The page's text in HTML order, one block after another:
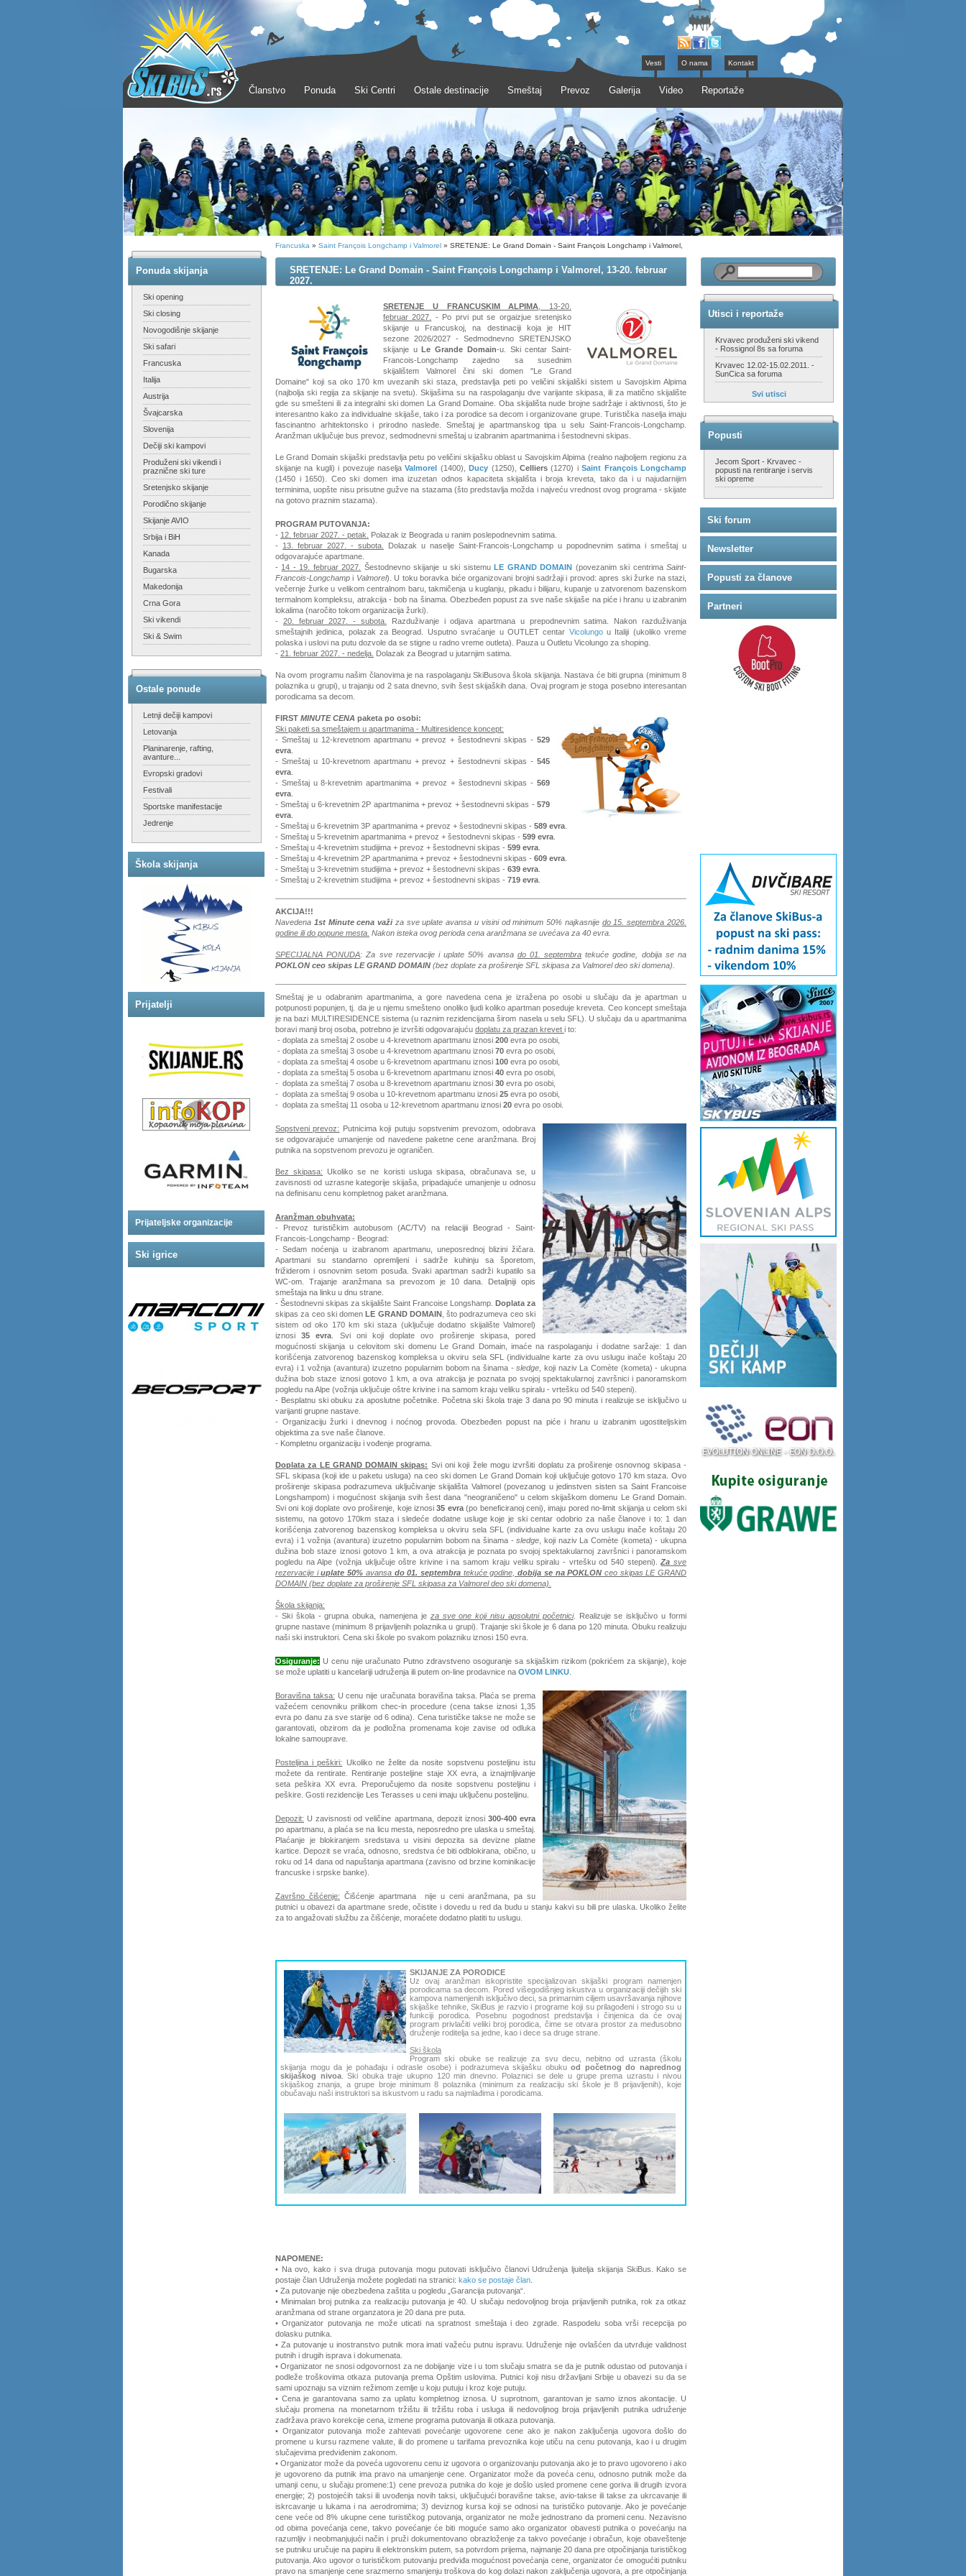
Vesti O nama Kontakt
Članstvo Ponuda Ski Centri Ostale destinacije Smeštaj Prevoz Galerija Video Reportaže
Ponuda skijanja
Ski opening
Ski closing
Novogodišnje skijanje
Ski safari
Francuska
Italija
Austrija
Švajcarska
Slovenija
Dečiji ski kampovi
Produženi ski vikendi i
praznične ski ture
Sretenjsko skijanje
Porodično skijanje
Skijanje AVIO
Srbija i BiH
Kanada
Bugarska
Makedonija
Crna Gora
Ski vikendi
Ski & Swim
Ostale ponude
Letnji dečiji kampovi
Letovanja
Planinarenje, rafting,
avanture...
Evropski gradovi
Festivali
Sportske manifestacije
Jedrenje
Škola skijanja
Prijatelji
Prijateljske organizacije
Ski igrice
Francuska » Saint François Longchamp i Valmorel » SRETENJE: Le Grand Domain - Saint François Longchamp i Valmorel,
SRETENJE: Le Grand Domain - Saint François Longchamp i Valmorel, 13-20. februar
2027.
SRETENJE U FRANCUSKIM ALPIMA
13-20.
februar 2027.
- Po prvi put se orgaizjue sretenjsko
skijanje u Francuskoj, na destinaciji koja je HIT
sezone 2026/2027 - Sedmodnevno SRETENJSKO
skijanje uLe Grande Domain-u. Ski centar Saint-
Francois-Longchamp zajedno sa susednim
skijalištem Valmorel čini ski domen "Le Grand
Domaine" koji sa oko 170 km uvezanih ski staza, predstavlja peti po veličini skijališki sistem u Savojskim Alpima
(najbolja ski regija za skijanje na svetu). Skijašima su na raspolaganju dve varijante skipasa, ili za matično skijalište
gde su smešteni ili za integralni ski domen La Grand Domaine. Oba skijališta nude brojne sadržaje i aktivnosti, što je
interesantno kako za individualne skijaše, tako i za porodice sa decom i organizovane grupe. Turistička naselja imaju
fascinantno arhitektonsko i prirodno nasleđe. Smeštaj je apartmanskog tipa u selu Saint-Francois-Longchamp.
Aranžman uključuje bus prevoz, sedmodnevni smeštaj u izabranim apartmanima i šestodnevni skipas.
Le Grand Domain skijaški predstavlja petu po veličini skijašku oblast u Savojskim Alpima (realno najboljem regionu za
skijanje na kugli) i povezuje naseljaValmorel (1400),Ducy (1250),Celliers(1270) iSaint François Longchamp
(1450 i 1650). Ceo ski domen ima izuzetan odnos kapaciteta skijališta i broja kreveta, tako da i u najudarnijim
terminima, uopšte nisu prisutne gužve na stazama (što predstavlja možda i najveću vrednost ovog programa - skijate
na gotovo praznim stazama).
PROGRAM PUTOVANJA:
- 12. februar 2027. - petak. Polazak iz Beograda u ranim poslepodnevnim satima
- 13. februar 2027. - subota. Dolazak u naselje Saint-Francois-Longchamp u popodnevnim satima i smeštaj u
odgovarajuće apartmane.
- 14 - 19. februar 2027. Šestodnevno skijanje u ski sistemuLE GRAND DOMAIN (povezanim ski centrimaSaint-
Francois-Longchamp i Valmorel) . U toku boravka biće organizovani brojni sadržaji i provod: apres ski žurke na stazi,
večernje žurke u velikom centralnom baru, takmičenja u kuglanju, pikadu i bilijaru, kupanje u zatvorenom bazenskom
termalnom kompleksu, atrakcija - bob na šinama. Obezbeđen popust za sve naše skijaše na piće i hranu u izabranim
lokalima (naročito tokom organizacija žurki).
- 20. februar 2027. - subota. Razduživanje i odjava apartmana u prepodnevnim satima. Nakon razduživanja
smeštajnih jedinica, polazak za Beograd. Usputno svraćanje u OUTLET centar Vicolungou Italiji (ukoliko vreme
polaska i uslovi na putu dozvole da se stigne u radno vreme outleta). Pauza u Outletu Vicolungo za shoping.
- 21. februar 2027. - nedelja. Dolazak za Beograd u jutarnjim satima.
Na ovom programu našim članovima je na raspolaganju SkiBusova škola skijanja. Nastava će biti grupna (minimum 8
polaznika u grupi), u trajanju od 2 sata dnevno, svih šest skijaških dana. Ovaj program je stoga posebno interesantan
porodicama sa decom.
FIRST MINUTE CENA paketa po osobi:
Ski paketi sa smeštajem u apartmanima - Multiresidence koncept:
- Smeštaj u 12-krevetnom apartmanu + prevoz + šestodnevni skipas - 529
evra
- Smeštaj u 10-krevetnom apartmanu + prevoz + šestodnevni skipas - 545
evra
- Smeštaj u 8-krevetnim apartmanima + prevoz + šestodnevni skipas - 569
evra
- Smeštaj u 6-krevetnim 2P apartmanima + prevoz + šestodnevni skipas - 579
evra
- Smeštaj u 6-krevetnim 3P apartmanima + prevoz + šestodnevni skipas - 589 evra
- Smeštaj u 5-krevetnim apartmanima + prevoz + šestodnevni skipas - 599 evra
- Smeštaj u 4-krevetnim studijima + prevoz + šestodnevni skipas - 599 evra
- Smeštaj u 4-krevetnim 2P apartmanima + prevoz + šestodnevni skipas - 609 evra
- Smeštaj u 3-krevetnim studijima + prevoz + šestodnevni skipas - 639 evra
- Smeštaj u 2-krevetnim studijima + prevoz + šestodnevni skipas - 719 evra
AKCIJA!!!
Navedena 1st Minute cena važi za sve uplate avansa u visini od minimum 50% najkasnije do 15. septembra 2026.
godine ili do popune mesta. Nakon isteka ovog perioda cena aranžmana se uvećava za 40 evra.
SPECIJALNA PONUDA: Za sve rezervacije i uplate 50% avansa do 01. septembra tekuće godine, dobija se na
POKLON ceo skipas LE GRAND DOMAIN (bez doplate za proširenje SFL skipasa za Valmorel deo ski domena).
Smeštaj je u odabranim apartmanima, a gore navedena cena je izražena po osobi u slučaju da je apartman u
potpunosti popunjen, tj. da je u njemu smešteno onoliko ljudi koliko apartman poseduje kreveta. Ceo koncept smeštaja
je na bazi MULTIRESIDENCE sistema (u raznim rezidencijama širom nasela u selu SFL). U slučaju da u apartmanima
boravi manji broj osoba, potrebno je izvršiti odgovarajuću doplatu za prazan krevet i to:
- doplata za smeštaj 2 osobe u 4-krevetnom apartmanu iznosi 200 evra po osobi,
- doplata za smeštaj 3 osobe u 4-krevetnom apartmanu iznosi 70 evra po osobi,
- doplata za smeštaj 4 osobe u 6-krevetnom apartmanu iznosi 100 evra po osobi,
- doplata za smeštaj 5 osoba u 6-krevetnom apartmanu iznosi 40 evra po osobi,
- doplata za smeštaj 7 osoba u 8-krevetnom apartmanu iznosi 30 evra po osobi,
- doplata za smeštaj 9 osoba u 10-krevetnom apartmanu iznosi 25 evra po osobi,
- doplata za smeštaj 11 osoba u 12-krevetnom apartmanu iznosi 20 evra po osobi.
Sopstveni prevoz: Putnicima koji putuju sopstvenim prevozom, odobrava
se odgovarajuće umanjenje od navedene paketne cene aranžmana. Broj
putnika na sopstvenom prevozu je ograničen.
Bez skipasa: Ukoliko se ne koristi usluga skipasa, obračunava se, u
zavisnosti od uzrasne kategorije skijaša, pripadajuće umanjenje u odnosu
na definisanu cenu kompletnog paket aranžmana.
Aranžman obuhvata:
- Prevoz
turističkim autobusom (AC/TV) na relacijii Beograd - Saint-
Francois-Longchamp - Beograd:
- Sedam noćenja u izabranom apartmanu, uneposrednoj blizini žičara.
Apartmani su standarno opremljeni i sadrže kuhinju sa šporetom,
frižiderom i osnovnim setom posuđa. Svaki apartman sadrži kupatilo sa
WC-om. Trajanje aranžmana sa prevozom je 10 dana. Detaljniji opis
smeštaja na linku u dnu strane.
- Šestodnevni skipas za skijalište Saint Francoise Longshamp. Doplata za
skipas za ceo ski domenLE GRAND DOMAIN,što podrazumeva ceo ski
sistem od oko 170 km ski staza (uključuje dodatno skijalište Valmorel)
iznosi35 evra . Svi oni koji doplate ovo proširenje skipasa, pored
mogućnosti skijanja u celovitom ski domenu Le Grand Domain, imaće na raspolaganju i dodatne saržaje:
1 dan
korišćenja zatvorenog bazenskog kompleksa u okviru sela SFL (individualne karte za ovu uslugu inače koštaju 20
evra) i 1 vožnja (avantura) izuzetno popularnim bobom na šinama -sledge , koji naziv La Comète (kometa) - ukupna
dužina bob staze iznosi gotovo 1 km, a ova atrakcija je poznata po svojoj spektakularnoj završnici i panoramskom
pogledu na Alpe (vožnja uključuje oštre krivine i na samom kraju veliku spiralu - vrtešku od 540 stepeni).
- Besplatnu ski obuku za aposlutne početnike. Početna ski škola traje 3 dana po 90 minuta i realizuje se isključivo u
varijanti grupne nastave.
- Organizaciju žurki i dnevnog i noćnog provoda. Obezbeđen popust na piće i hranu u izabranim ugostiteljskim
objektima za sve naše članove.
- Kompletnu organizaciju i vođenje programa.
Doplata za LE GRAND DOMAIN skipas: Svi oni koji žele mogu izvršiti doplatu za proširenje osnovnog skipasa -
SFL skipasa (koji ide u paketu usluga) na ceo ski domen Le Grand Domain koji uključuje gotovo 170 km staza. Ovo
proširenje skipasa podrazumeva uključivanje skijališta Valmorel (povezanog u jedinstven sisten sa Saint Francoise
Longshampom) i mogućnost skijanja svih šest dana "neograničeno" u celom skijaškom domenu Le Grand Domain.
Svi oni koji doplate ovo proširenje, koje iznosi35 evra(po beneficiranoj ceni), imaju pored no-limit skijanja u celom ski
sistemu, na gotovo 170km staza i sledeće dodatne usluge koje je ski centar odobrio za naše članove i to: 1 dan
korišćenja zatvorenog bazenskog kompleksa u okviru sela SFL (individualne karte za ovu uslugu inače koštaju 20
evra) i 1 vožnja (avantura) izuzetno popularnim bobom na šinama -sledge , koji naziv La Comète (kometa) - ukupna
dužina bob staze iznosi gotovo 1 km, a ova atrakcija je poznata po svojoj spektakularnoj završnici i panoramskom
pogledu na Alpe (vožnja uključuje oštre krivine i na samom kraju veliku spiralu - vrtešku od 540 stepeni).Za sve
rezervacije iuplate 50% avansa do 01. septembratekuće godine,dobija se na POKLON ceo skipas LE GRAND
DOMAIN (bez doplate za proširenje SFL skipasa za Valmorel deo ski domena).
Škola skijanja:
- Ski škola - grupna obuka, namenjena je za sve one koji nisu apsolutni početnici. Realizuje se isključivo u formi
grupne nastave (minimum 8 prijavljenih polaznika u grupi). Trajanje ski škole je 6 dana po 120 minuta. Obuku realizuju
naši ski instruktori. Cena ski škole po svakom polazniku iznosi 150 evra.
Osiguranje: U cenu nije uračunato Putno zdravstveno osoguranje sa skijaškim rizikom (pokrićem za skijanje), koje
se može uplatiti u kancelariji udruženja ili putem on-line prodavnice na OVOM LINKU
Boravišna taksa: U cenu nije uračunata boravišna taksa. Plaća se prema
važećem cenovniku prilikom chec-in procedure (cena takse iznosi 1,35
evra po danu za sve starije od 6 odina). Cena turističke takse ne može se
garantovati, obzirom da je podložna promenama koje zavise od odluka
lokalne samouprave.
Posteljina i peškiri: Ukoliko ne želite da nosite sopstvenu posteljinu istu
možete da rentirate. Rentiranje posteljine staje XX evra, a iznajmljivanje
seta peškira XX evra. Preporučujemo da nosite sopstvenu posteljinu i
peškire. Gosti rezidencije Les Terasses u ceni imaju uključenu posteljinu.
Depozit: U zavisnosti od veličine apartmana, depozit iznosi 300-400evra
po apartmanu, a plaća se na licu mesta, neposredno pre ulaska u smeštaj.
Plaćanje je blokiranjem sredstava u visini depozita sa devizne platne
kartice. Depozit se vraća, odnosno, sredstva će biti odblokirana, obično, u
roku od 14 dana od napuštanja apartmana (zavisno od brzine kominikacije
francuske i srpske banke).
Završno čišćenje: Čišćenje apartmana nije u ceni aranžmana, pa su
putnici u obavezi da apartmane srede, očistite i dovedu u red da budu u stanju kakvi su bili pre ulaska. Ukoliko želite
za to angažovati službu za čišćenje, moraćete dodatno platiti tu uslugu.
SKIJANJE ZA PORODICE
Uz ovaj aranžman iskopristite specijalizovan skijaški program namenjen
porodicama sa decom. Pored višegodišnjeg iskustva u organizaciji dečijih ski
kampova namenjenih isključivo deci, sa primarnim ciljem usavršavanja njihove
skijaške tehnike, SkiBus je razvio i programe koji su prilagođeni i strogo su u
funkciji porodica. Posebnu pogodnost predstavlja i činjenica da će ovaj
program privlačiti veliki broj porodica, čime se otvara prostor za međusobno
druženje roditelja sa jedne, kao i dece sa druge strane.
Ski škola
Program ski obuke se realizuje za svu decu, nebitno od uzrasta (školu
skijanja mogu da je pohađaju i odrasle osobe) i podrazumeva skijašku obukuod početnog do naprednog
skijaškog nivoa. Ski obuka traje ukupno 120 min dnevno. Polaznici se dele u grupe prema uzrastu i nivou
skijaškog znanja, a grupe broje minimum 8 polaznika (minimum za realizaciju ski škole je 8 prijavljenih), koje
obučavaju naši instruktori sa iskustvom u radu sa najmlađima i porodicama.
NAPOMENE:
• Na ovo, kako i sva druga putovanja mogu putovati isključivo članovi Udruženja ljuitelja skijanja SkiBus. Kako se
postaje član Udruženja možete pogledati na stranici: kako se postaje član
• Za putovanje nije obezbeđena zaštita u pogledu „Garancija putovanja“.
• Minimalan broj putnika za realizaciju putovanja je 40. U slučaju nedovoljnog broja prijavljenih putnika, rok za otkaz
aranžmana od strane organzatora je 20 dana pre puta.
• Organizator putovanja ne može uticati na spratnost smeštaja i deo zgrade. Raspodelu soba vrši recepcija po
dolasku putnika.
• Za putovanje u inostranstvo putnik mora imati važeću putnu ispravu. Udruženje nije ovlašćen da utvrđuje validnost
putnih i drugih isprava i dokumenata.
• Organizator ne snosi odgovornost za ne dobijanje vize i u tom slučaju smatra se da je putnik odustao od putovanja i
podleže troškovima otkaza putovanja prema Opštim uslovima. Putnici koji nisu državljani Srbije u obavezi su da se
sami upoznaju sa viznim režimom zemlje u koju putuju i kroz koje putuju.
• Cena je garantovana samo za uplatu kompletnog iznosa. U suprotnom, garantovan je samo iznos akontacije. U
slučaju promena na monetarnom tržištu ili tržištu roba i usluga ili nedovoljnog broja prijavljenih putnika udruženje
zadržava pravo korekcije cena, izmene programa putovanja ili otkaza putovanja.
• Organizator putovanja može zahtevati povećanje ugovorene cene ako je nakon zaključenja ugovora došlo do
promene u kursu razmene valute, ili do promene u tarifama prevoznika koje utiču na cenu putovanja, kao i u drugim
slučajevima predviđenim zakonom.
• Organizator može da poveća ugovorenu cenu iz ugovora o organizovanju putovanja ako je to pravo ugovoreno i ako
je ugovoreno da putnik ima pravo na umanjenje cene. Organizator može da poveća cenu, odnosno putnik može da
umanji cenu, u slučaju promene:1) cene prevoza putnika do koje je došlo usled promene cene goriva ili drugih izvora
energije; 2) postojećih taksi ili uvođenja novih taksi, uključujući boravišne takse, avio-takse ili takse za ukrcavanje ili
iskrcavanje u lukama i na aerodromima; 3) deviznog kursa koji se odnosi na turističko putovanje. Ako je povećanje
cene veće od 8% ukupne cene turističkog putovanja, organizator ne može jednostrano da promeni cenu. Nezavisno
od obima povećanja cene, takvo povećanje će biti moguće samo ako organizator obavesti putnika o povećanju na
razumljiv i neobmanjujući način i pruži dokumentovano obrazloženje za takvo povećanje i obračun, koje obaveštenje
se putniku uručuje na papiru ili elektronskim putem, sa potvrdom prijema, najmanje 20 dana pre otpočinjanja turističkog
putovanja. Ako ugovor o turističkom putovanju predviđa mogućnost povećanja cene, organizator će omogućiti putniku
pravo na smanjenje cene srazmerno smanjenju troškova do kog dolazi nakon zaključenja ugovora, a pre otpočinjanja
Utisci i reportaže
Krvavec produženi ski vikend
- Rossignol 8s sa foruma
Krvavec 12.02-15.02.2011. -
SunCica sa foruma
Svi utisci
Popusti
Jecom Sport - Krvavec -
popusti na rentiranje i servis
ski opreme
Ski forum
Newsletter
Popusti za članove
Partneri